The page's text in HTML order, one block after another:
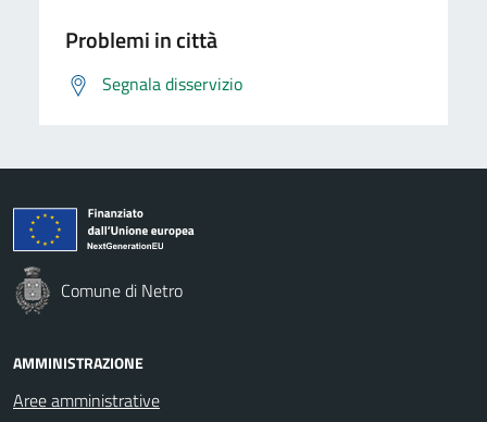
Problemi in città
Segnala disservizio
Comune di Netro
AMMINISTRAZIONE
Aree amministrative